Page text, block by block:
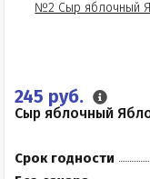
245 руб.
Сыр яблочный
Срок годности